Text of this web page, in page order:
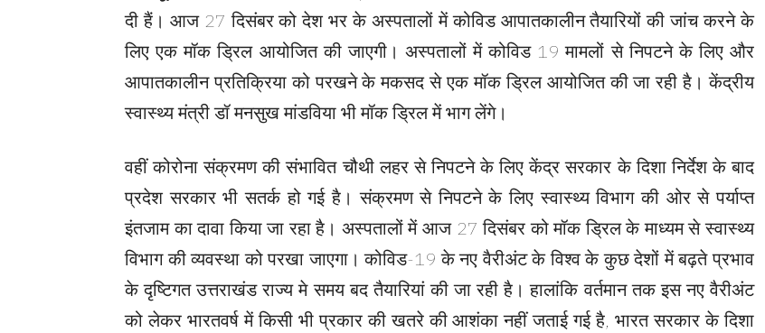
दी हैं। आज 27 दिसंबर को देश भर के अस्पतालों में कोविड आपातकालीन तैयारियों की जांच करने के
लिए एक मॉक ड्रिल आयोजित की जाएगी। अस्पतालों में कोविड 19 मामलों से निपटने के लिए और
आपातकालीन प्रतिक्रिया को परखने के मकसद से एक मॉक ड्रिल आयोजित की जा रही है। केंद्रीय
स्वास्थ्य मंत्री डॉ मनसुख मांडविया भी मॉक ड्रिल में भाग लेंगे।
वहीं कोरोना संक्रमण की संभावित चौथी लहर से निपटने के लिए केंद्र सरकार के दिशा निर्देश के बाद
प्रदेश सरकार भी सतर्क हो गई है। संक्रमण से निपटने के लिए स्वास्थ्य विभाग की ओर से पर्याप्त
इंतजाम का दावा किया जा रहा है। अस्पतालों में आज 27 दिसंबर को मॉक ड्रिल के माध्यम से स्वास्थ्य
विभाग की व्यवस्था को परखा जाएगा। कोविड-19 के नए वैरीअंट के विश्व के कुछ देशों में बढ़ते प्रभाव
के दृष्टिगत उत्तराखंड राज्य मे समय बद तैयारियां की जा रही है। हालांकि वर्तमान तक इस नए वैरीअंट
को लेकर भारतवर्ष में किसी भी प्रकार की खतरे की आशंका नहीं जताई गई है, भारत सरकार के दिशा